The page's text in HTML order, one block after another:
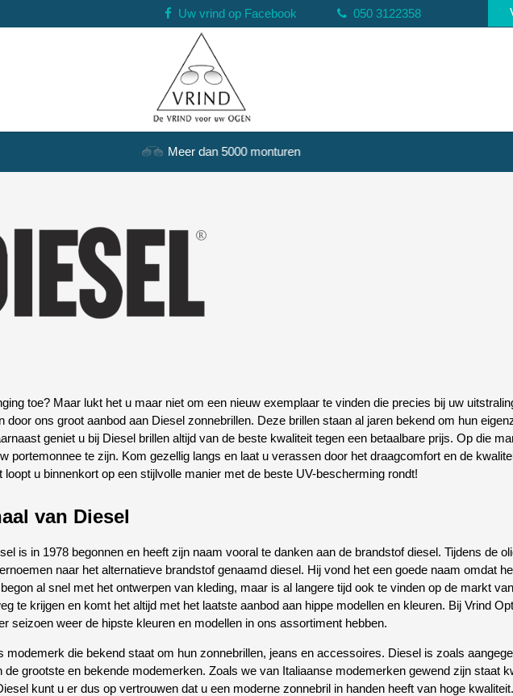
Meer dan 5000 monturen
toe? Maar lukt het u maar niet om een nieuw exemplaar te vinden die precies bij uw
door ons groot aanbod aan Diesel zonnebrillen. Deze brillen staan al jaren bekend om hun
geniet u bij Diesel brillen altijd van de beste kwaliteit tegen een betaalbare prijs. Op die
portemonnee te zijn. Kom gezellig langs en laat u verassen door het draagcomfort en de
u binnenkort op een stijlvolle manier met de beste UV-bescherming rondt!
van Diesel
is in 1978 begonnen en heeft zijn naam vooral te danken aan de brandstof diesel. Tijdens de
naar het alternatieve brandstof genaamd diesel. Hij vond het een goede naam omdat
al snel met het ontwerpen van kleding, maar is al langere tijd ook te vinden op de markt
te krijgen en komt het altijd met het laatste aanbod aan hippe modellen en kleuren. Bij Vrind
seizoen weer de hipste kleuren en modellen in ons assortiment hebben.
modemerk die bekend staat om hun zonnebrillen, jeans en accessoires. Diesel is zoals
grootste en bekende modemerken. Zoals we van Italiaanse modemerken gewend zijn staat
kunt u er dus op vertrouwen dat u een moderne zonnebril in handen heeft van hoge
Uw vrind op Facebook 050 3122358